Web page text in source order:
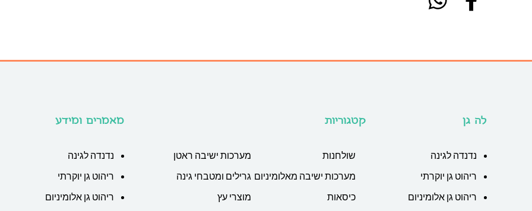
לה גן
נדנדה לגינה
ריהוט גן יוקרתי
ריהוט גן אלומיניום
קטגוריות
שולחנות
מערכות ישיבה ראטן
מערכות ישיבה מאלומיניום גרילים ומטבחי גינה
כיסאות
מוצרי עץ
מאמרים ומידע
נדנדה לגינה
ריהוט גן יוקרתי
ריהוט גן אלומיניום